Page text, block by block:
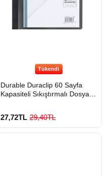
Tükendi
Durable Duraclip 60 Sayfa
Kapasiteli Sıkıştırmalı Dosya
27,72TL 29,40TL